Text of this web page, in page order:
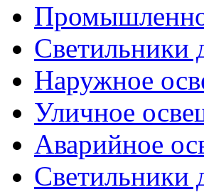
Наружное
Уличное
Аварийное
Светильники